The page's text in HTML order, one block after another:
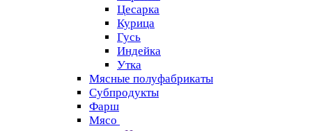
Цесарка
Курица
Гусь
Индейка
Утка
Мясные полуфабрикаты
Субпродукты
Фарш
Мясо